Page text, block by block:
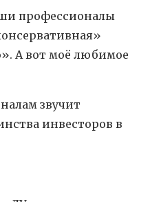
профессионалы
А вот моё любимое
звучит
инвесторов в